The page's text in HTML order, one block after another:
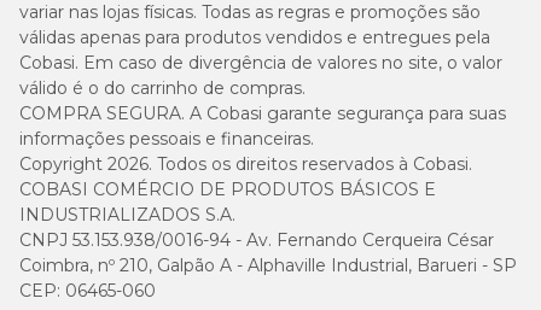
variar nas lojas físicas. Todas as regras e promoções são
válidas apenas para produtos vendidos e entregues pela
Cobasi. Em caso de divergência de valores no site, o valor
válido é o do carrinho de compras.
COMPRA SEGURA. A Cobasi garante segurança para suas
informações pessoais e financeiras.
Copyright 2026. Todos os direitos reservados à Cobasi.
COBASI COMÉRCIO DE PRODUTOS BÁSICOS E
INDUSTRIALIZADOS S.A.
CNPJ 53.153.938/0016-94 - Av. Fernando Cerqueira César
Coimbra, nº 210, Galpão A - Alphaville Industrial, Barueri - SP
CEP: 06465-060